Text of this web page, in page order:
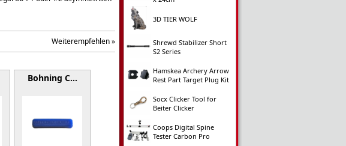
Weiterempfehlen »
Bohning C…
3D TIER WOLF
Shrewd Stabilizer Short
S2 Series
Hamskea Archery Arrow
Rest Part Target Plug Kit
Socx Clicker Tool for
Beiter Clicker
Coops Digital Spine
Tester Carbon Pro